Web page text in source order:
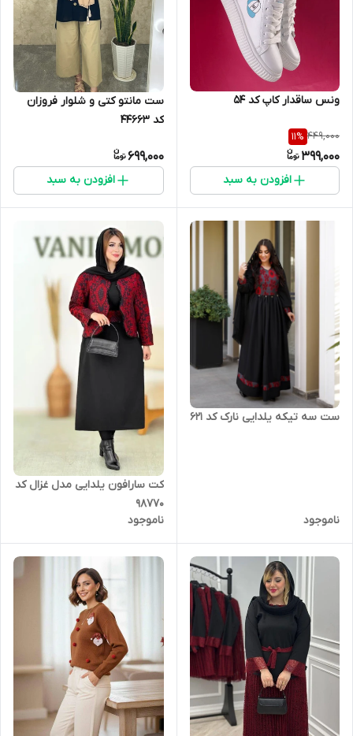
ونس ساقدار کاپ کد 54
449,000
11%
399,000
افزودن به سبد
ست مانتو کتی و شلوار فروزان
کد 44663
699,000
افزودن به سبد
ست سه تیکه یلدایی نارک کد 621
ناموجود
کت سارافون یلدایی مدل غزال کد
98770
ناموجود